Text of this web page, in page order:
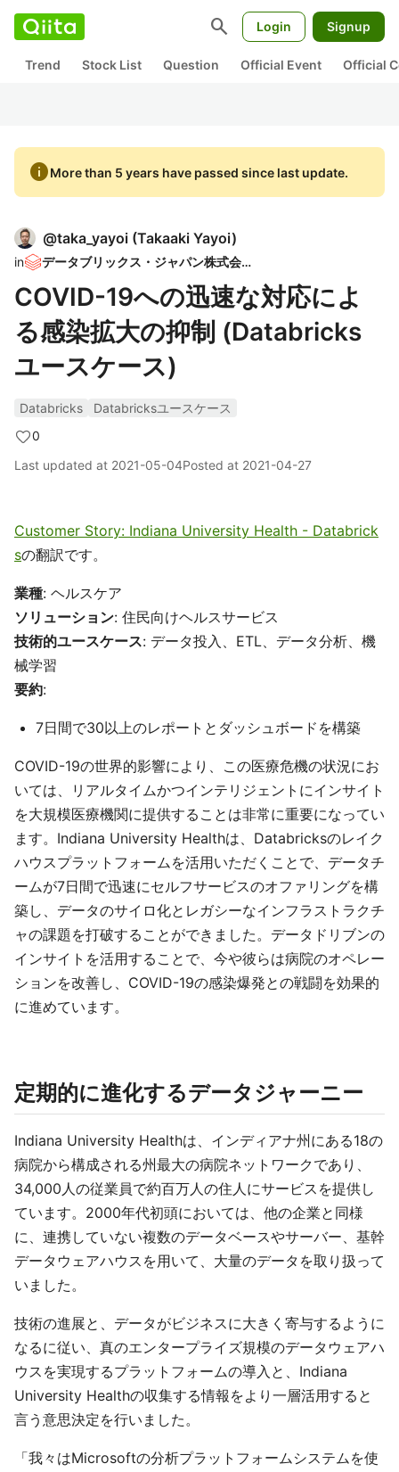
search Login Signup
Trend Stock List Question Official Event Official
infoMore than 5 years have passed since last update.
@taka_yayoi (Takaaki Yayoi)
in データブリックス・ジャパン株式会社
COVID-19への迅速な対応によ
る感染拡大の抑制 (Databricks
ユースケース)
Databricks
Databricksユースケース
0
Last updated at 2021-05-04Posted at 2021-04-27
Customer Story: Indiana University Health - Databrick
sの翻訳です。
業種: ヘルスケア
ソリューション: 住民向けヘルスサービス
技術的ユースケース: データ投入、ETL、データ分析、機
械学習
要約:
7日間で30以上のレポートとダッシュボードを構築
COVID-19の世界的影響により、この医療危機の状況にお
いては、リアルタイムかつインテリジェントにインサイト
を大規模医療機関に提供することは非常に重要になってい
ます。Indiana University Healthは、Databricksのレイク
ハウスプラットフォームを活用いただくことで、データチ
ームが7日間で迅速にセルフサービスのオファリングを構
築し、データのサイロ化とレガシーなインフラストラクチ
ャの課題を打破することができました。データドリブンの
インサイトを活用することで、今や彼らは病院のオペレー
ションを改善し、COVID-19の感染爆発との戦闘を効果的
に進めています。
定期的に進化するデータジャーニー
Indiana University Healthは、インディアナ州にある18の
病院から構成される州最大の病院ネットワークであり、
34,000人の従業員で約百万人の住人にサービスを提供し
ています。2000年代初頭においては、他の企業と同様
に、連携していない複数のデータベースやサーバー、基幹
データウェアハウスを用いて、大量のデータを取り扱って
いました。
技術の進展と、データがビジネスに大きく寄与するように
なるに従い、真のエンタープライズ規模のデータウェアハ
ウスを実現するプラットフォームの導入と、Indiana
University Healthの収集する情報をより一層活用すると
言う意思決定を行いました。
「我々はMicrosoftの分析プラットフォームシステムを使